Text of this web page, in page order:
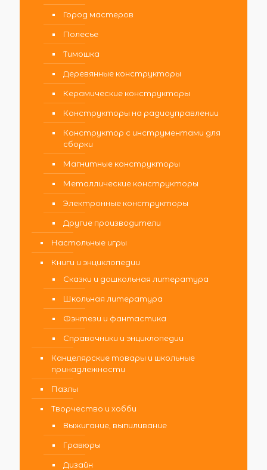
Город мастеров
Полесье
Тимошка
Деревянные конструкторы
Керамические конструкторы
Конструкторы на радиоуправлении
Конструктор с инструментами для
сборки
Магнитные конструкторы
Металлические конструкторы
Электронные конструкторы
Другие производители
Настольные игры
Книги и энциклопедии
Сказки и дошкольная литература
Школьная литература
Фэнтези и фантастика
Справочники и энциклопедии
Канцелярские товары и школьные
принадлежности
Пазлы
Творчество и хобби
Выжигание, выпиливание
Гравюры
Дизайн